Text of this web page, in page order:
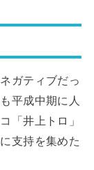
ガティブだっ
平成中期に人
「井上トロ」
支持を集めた